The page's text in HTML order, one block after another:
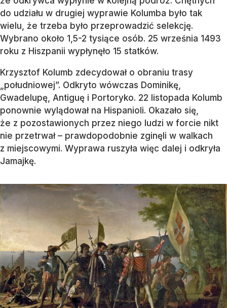
do udziału w drugiej wyprawie Kolumba było tak
wielu, że trzeba było przeprowadzić selekcję.
Wybrano około 1,5-2 tysiące osób. 25 września 1493
roku z Hiszpanii wypłynęło 15 statków.
Krzysztof Kolumb zdecydował o obraniu trasy
„południowej”. Odkryto wówczas Dominikę,
Gwadelupę, Antiguę i Portoryko. 22 listopada Kolumb
ponownie wylądował na Hispanioli. Okazało się,
że z pozostawionych przez niego ludzi w forcie nikt
nie przetrwał – prawdopodobnie zginęli w walkach
z miejscowymi. Wyprawa ruszyła więc dalej i odkryła
Jamajkę.